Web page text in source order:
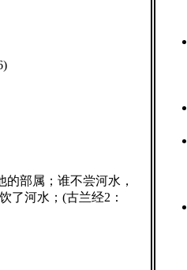
部属；谁不尝河水，
了河水；(古兰经2：